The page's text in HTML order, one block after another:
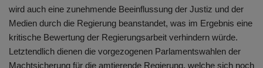
wird auch eine zunehmende Beeinflussung der Justiz und der
Medien durch die Regierung beanstandet, was im Ergebnis eine
kritische Bewertung der Regierungsarbeit verhindern würde.
Letztendlich dienen die vorgezogenen Parlamentswahlen der
Machtsicherung für die amtierende Regierung, welche sich noch